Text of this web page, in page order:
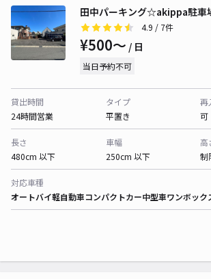
田中パーキング☆akippa駐車
4.9 / 7件
¥500〜 / 日
当日予約不可
貸出時間
24時間営業
タイプ
平置き
再
可
長さ
480cm 以下
車幅
250cm 以下
高
制
対応車種
オートバイ軽自動車コンパクトカー中型車ワンボック